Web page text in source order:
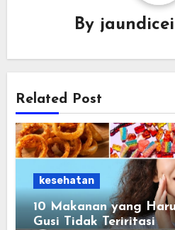
By
Related Post
kesehatan
10 Makanan yang
Gusi Tidak Teriritasi